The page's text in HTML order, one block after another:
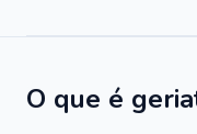
O que é